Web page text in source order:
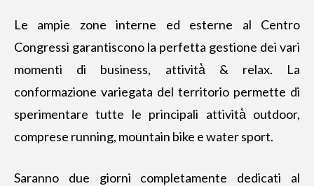
Le ampie zone interne ed esterne al Centro
Congressi garantiscono la perfetta gestione dei vari
momenti di business, attività̀ & relax. La
conformazione variegata del territorio permette di
sperimentare tutte le principali attività̀ outdoor,
comprese running, mountain bike e water sport.
Saranno due giorni completamente dedicati al